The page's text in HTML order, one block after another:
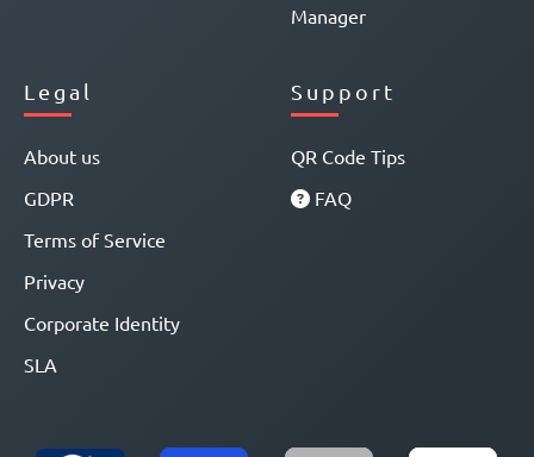
Manager
Legal
About us
GDPR
Terms of Service
Privacy
Corporate Identity
SLA
Support
QR Code Tips
FAQ